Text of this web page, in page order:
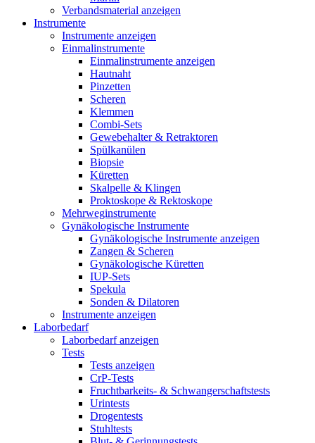
Verbandsmaterial anzeigen
Instrumente
Instrumente anzeigen
Einmalinstrumente
Einmalinstrumente anzeigen
Hautnaht
Pinzetten
Scheren
Klemmen
Combi-Sets
Gewebehalter & Retraktoren
Spülkanülen
Biopsie
Küretten
Skalpelle & Klingen
Proktoskope & Rektoskope
Mehrweginstrumente
Gynäkologische Instrumente
Gynäkologische Instrumente anzeigen
Zangen & Scheren
Gynäkologische Küretten
IUP-Sets
Spekula
Sonden & Dilatoren
Instrumente anzeigen
Laborbedarf
Laborbedarf anzeigen
Tests
Tests anzeigen
CrP-Tests
Fruchtbarkeits- & Schwangerschaftstests
Urintests
Drogentests
Stuhltests